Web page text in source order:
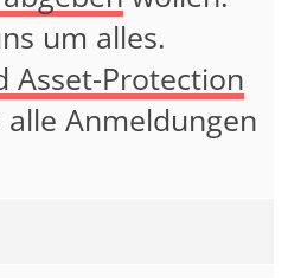
um alles.
Asset-Protection
alle Anmeldungen